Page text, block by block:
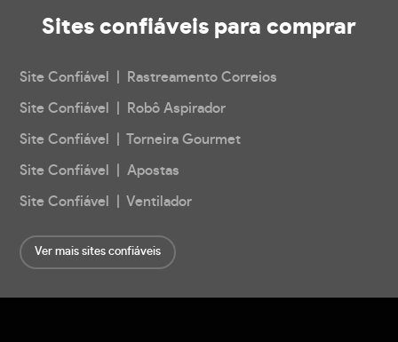
Sites confiáveis para comprar
Site Confiável | Rastreamento Correios
Site Confiável | Robô Aspirador
Site Confiável | Torneira Gourmet
Site Confiável | Apostas
Site Confiável | Ventilador
Ver mais sites confiáveis